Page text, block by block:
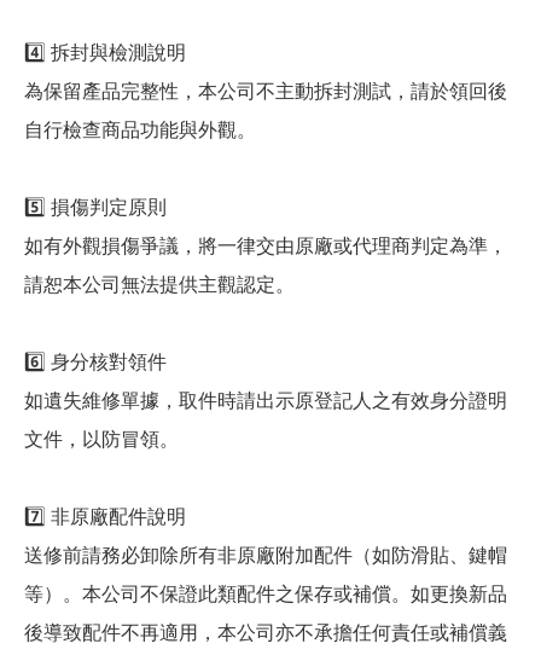
4️⃣ 拆封與檢測說明
為保留產品完整性，本公司不主動拆封測試，請於領回後
自行檢查商品功能與外觀。
5️⃣ 損傷判定原則
如有外觀損傷爭議，將一律交由原廠或代理商判定為準，
請恕本公司無法提供主觀認定。
6️⃣ 身分核對領件
如遺失維修單據，取件時請出示原登記人之有效身分證明
文件，以防冒領。
7️⃣ 非原廠配件說明
送修前請務必卸除所有非原廠附加配件（如防滑貼、鍵帽
等）。本公司不保證此類配件之保存或補償。如更換新品
後導致配件不再適用，本公司亦不承擔任何責任或補償義